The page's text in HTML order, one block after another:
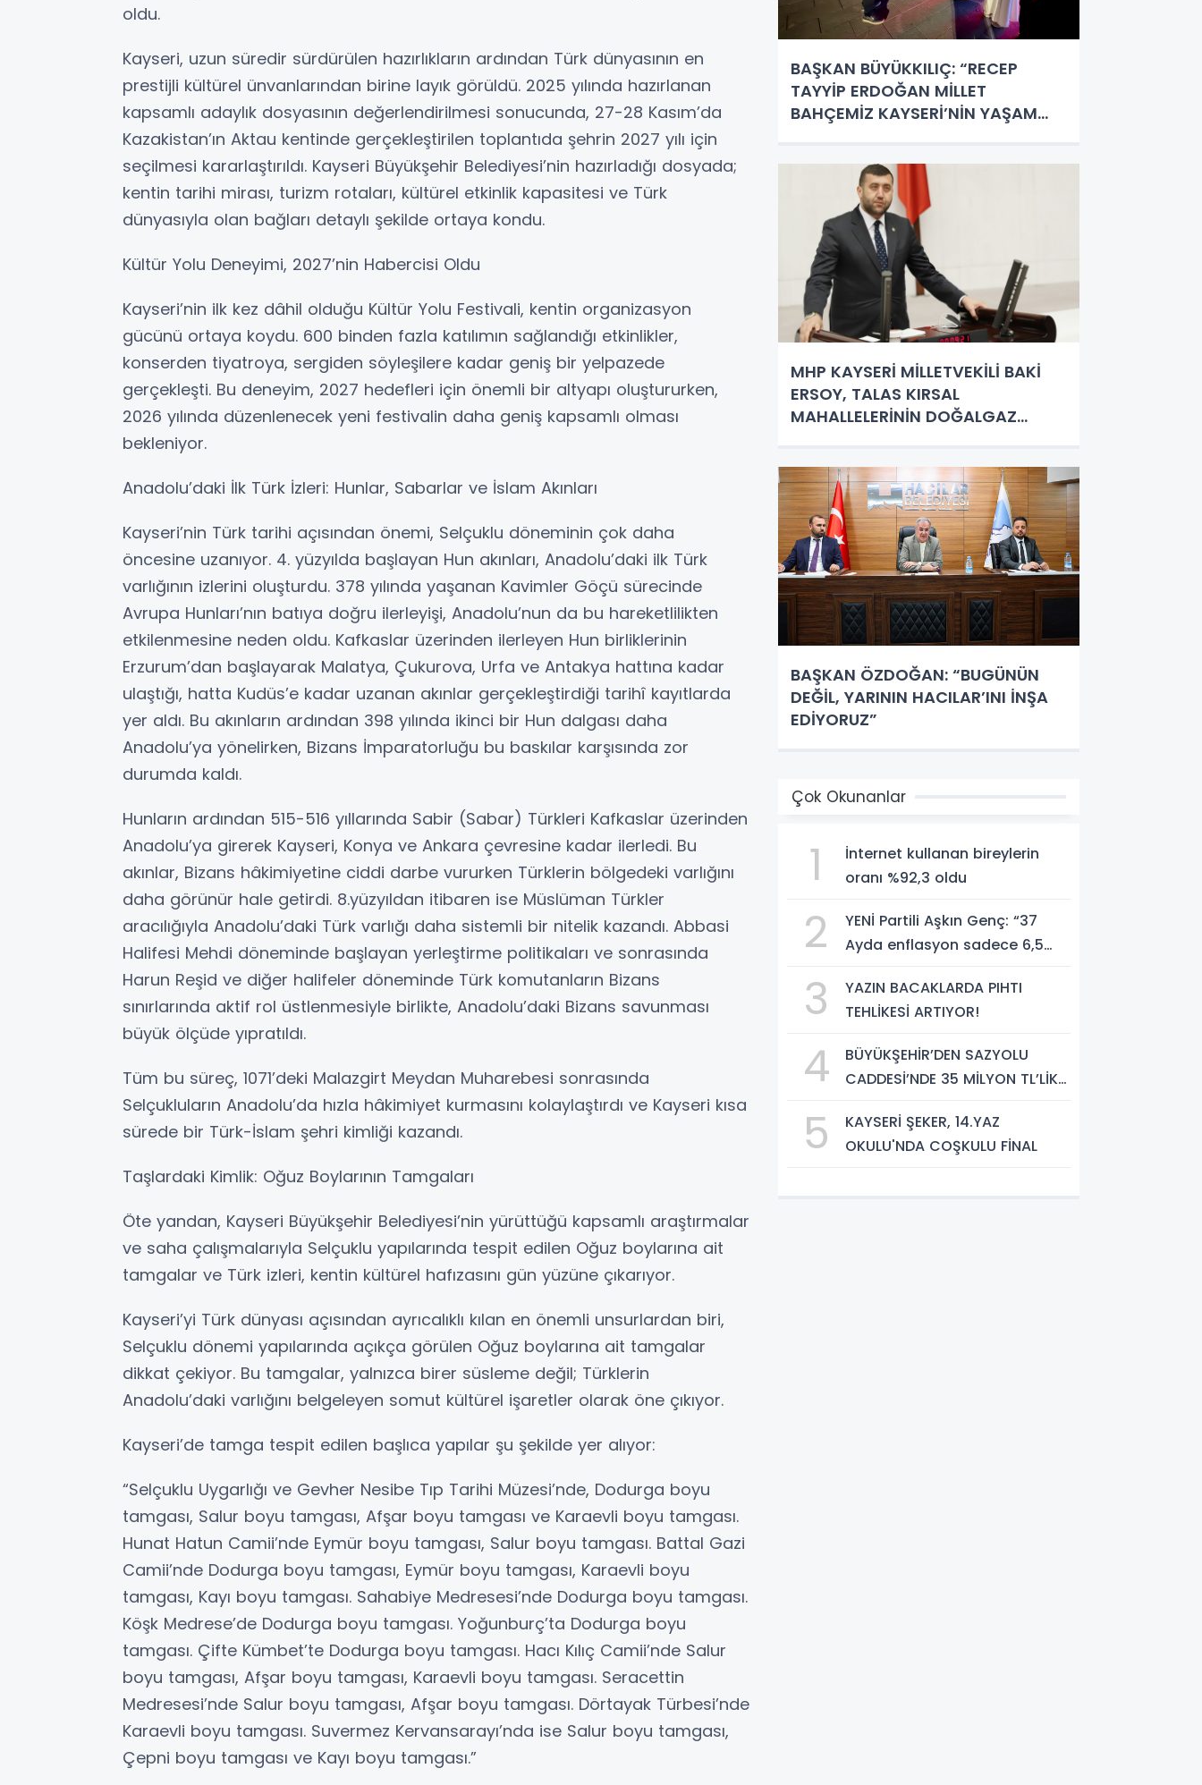
oldu.
Kayseri, uzun süredir sürdürülen hazırlıkların ardından Türk dünyasının en
prestijli kültürel ünvanlarından birine layık görüldü. 2025 yılında hazırlanan
kapsamlı adaylık dosyasının değerlendirilmesi sonucunda, 27-28 Kasım’da
Kazakistan’ın Aktau kentinde gerçekleştirilen toplantıda şehrin 2027 yılı için
seçilmesi kararlaştırıldı. Kayseri Büyükşehir Belediyesi’nin hazırladığı dosyada;
kentin tarihi mirası, turizm rotaları, kültürel etkinlik kapasitesi ve Türk
dünyasıyla olan bağları detaylı şekilde ortaya kondu.
Kültür Yolu Deneyimi, 2027’nin Habercisi Oldu
Kayseri’nin ilk kez dâhil olduğu Kültür Yolu Festivali, kentin organizasyon
gücünü ortaya koydu. 600 binden fazla katılımın sağlandığı etkinlikler,
konserden tiyatroya, sergiden söyleşilere kadar geniş bir yelpazede
gerçekleşti. Bu deneyim, 2027 hedefleri için önemli bir altyapı oluştururken,
2026 yılında düzenlenecek yeni festivalin daha geniş kapsamlı olması
bekleniyor.
Anadolu’daki İlk Türk İzleri: Hunlar, Sabarlar ve İslam Akınları
Kayseri’nin Türk tarihi açısından önemi, Selçuklu döneminin çok daha
öncesine uzanıyor. 4. yüzyılda başlayan Hun akınları, Anadolu’daki ilk Türk
varlığının izlerini oluşturdu. 378 yılında yaşanan Kavimler Göçü sürecinde
Avrupa Hunları’nın batıya doğru ilerleyişi, Anadolu’nun da bu hareketlilikten
etkilenmesine neden oldu. Kafkaslar üzerinden ilerleyen Hun birliklerinin
Erzurum’dan başlayarak Malatya, Çukurova, Urfa ve Antakya hattına kadar
ulaştığı, hatta Kudüs’e kadar uzanan akınlar gerçekleştirdiği tarihî kayıtlarda
yer aldı. Bu akınların ardından 398 yılında ikinci bir Hun dalgası daha
Anadolu’ya yönelirken, Bizans İmparatorluğu bu baskılar karşısında zor
durumda kaldı.
Hunların ardından 515-516 yıllarında Sabir (Sabar) Türkleri Kafkaslar üzerinden
Anadolu’ya girerek Kayseri, Konya ve Ankara çevresine kadar ilerledi. Bu
akınlar, Bizans hâkimiyetine ciddi darbe vururken Türklerin bölgedeki varlığını
daha görünür hale getirdi. 8.yüzyıldan itibaren ise Müslüman Türkler
aracılığıyla Anadolu’daki Türk varlığı daha sistemli bir nitelik kazandı. Abbasi
Halifesi Mehdi döneminde başlayan yerleştirme politikaları ve sonrasında
Harun Reşid ve diğer halifeler döneminde Türk komutanların Bizans
sınırlarında aktif rol üstlenmesiyle birlikte, Anadolu’daki Bizans savunması
büyük ölçüde yıpratıldı.
Tüm bu süreç, 1071’deki Malazgirt Meydan Muharebesi sonrasında
Selçukluların Anadolu’da hızla hâkimiyet kurmasını kolaylaştırdı ve Kayseri kısa
sürede bir Türk-İslam şehri kimliği kazandı.
Taşlardaki Kimlik: Oğuz Boylarının Tamgaları
Öte yandan, Kayseri Büyükşehir Belediyesi’nin yürüttüğü kapsamlı araştırmalar
ve saha çalışmalarıyla Selçuklu yapılarında tespit edilen Oğuz boylarına ait
tamgalar ve Türk izleri, kentin kültürel hafızasını gün yüzüne çıkarıyor.
Kayseri’yi Türk dünyası açısından ayrıcalıklı kılan en önemli unsurlardan biri,
Selçuklu dönemi yapılarında açıkça görülen Oğuz boylarına ait tamgalar
dikkat çekiyor. Bu tamgalar, yalnızca birer süsleme değil; Türklerin
Anadolu’daki varlığını belgeleyen somut kültürel işaretler olarak öne çıkıyor.
Kayseri’de tamga tespit edilen başlıca yapılar şu şekilde yer alıyor:
“Selçuklu Uygarlığı ve Gevher Nesibe Tıp Tarihi Müzesi’nde, Dodurga boyu
tamgası, Salur boyu tamgası, Afşar boyu tamgası ve Karaevli boyu tamgası.
Hunat Hatun Camii’nde Eymür boyu tamgası, Salur boyu tamgası. Battal Gazi
Camii’nde Dodurga boyu tamgası, Eymür boyu tamgası, Karaevli boyu
tamgası, Kayı boyu tamgası. Sahabiye Medresesi’nde Dodurga boyu tamgası.
Köşk Medrese’de Dodurga boyu tamgası. Yoğunburç’ta Dodurga boyu
tamgası. Çifte Kümbet’te Dodurga boyu tamgası. Hacı Kılıç Camii’nde Salur
boyu tamgası, Afşar boyu tamgası, Karaevli boyu tamgası. Seracettin
Medresesi’nde Salur boyu tamgası, Afşar boyu tamgası. Dörtayak Türbesi’nde
Karaevli boyu tamgası. Suvermez Kervansarayı’nda ise Salur boyu tamgası,
Çepni boyu tamgası ve Kayı boyu tamgası.”
BAŞKAN BÜYÜKKILIÇ: “RECEP
TAYYİP ERDOĞAN MİLLET
BAHÇEMİZ KAYSERİ’NİN YAŞAM
MHP KAYSERİ MİLLETVEKİLİ BAKİ
ERSOY, TALAS KIRSAL
MAHALLELERİNİN DOĞALGAZ
TAŞIDI
BAŞKAN ÖZDOĞAN: “BUGÜNÜN
DEĞİL, YARININ HACILAR’INI İNŞA
EDİYORUZ”
Çok Okunanlar
1
İnternet kullanan bireylerin
oranı %92,3 oldu
2
YENİ Partili Aşkın Genç: “37
Ayda enflasyon sadece 6,5
ödedi”
3
YAZIN BACAKLARDA PIHTI
TEHLİKESİ ARTIYOR!
4
BÜYÜKŞEHİR’DEN SAZYOLU
CADDESİ’NDE 35 MİLYON TL’LİK
5
KAYSERİ ŞEKER, 14.YAZ
OKULU'NDA COŞKULU FİNAL